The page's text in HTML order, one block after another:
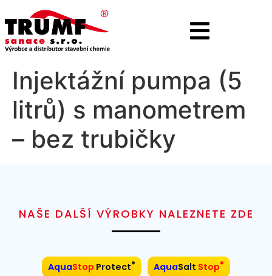
Injektážní pumpa (5
litrů) s manometrem
– bez trubičky
NAŠE DALŠÍ VÝROBKY NALEZNETE ZDE
AquaStop Protect® AquaSalt Stop®